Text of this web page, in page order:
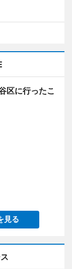
区に行ったこ
見る